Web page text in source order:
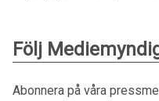
Följ
Abonnera på våra